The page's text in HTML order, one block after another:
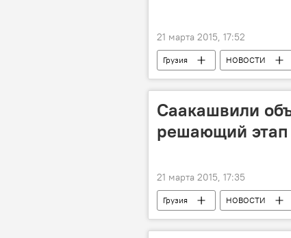
21 марта 2015, 17:52
Грузия НОВОСТИ
Саакашвили
решающий
21 марта 2015, 17:35
Грузия НОВОСТИ